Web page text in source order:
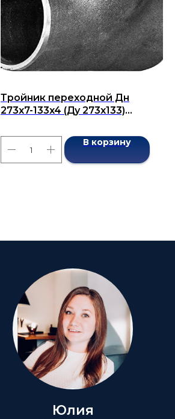
Тройник переходной Дн
273x7-133x4 (Ду 273x133)
В корзину
Юлия